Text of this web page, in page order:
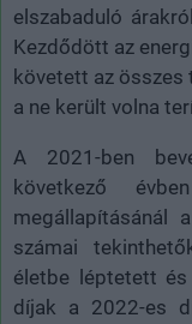
elszabaduló
Kezdődött az
követett az
a ne került volna
A 2021-ben
következő
megállapításánál
számai
életbe léptetett és
díjak a 2022-es